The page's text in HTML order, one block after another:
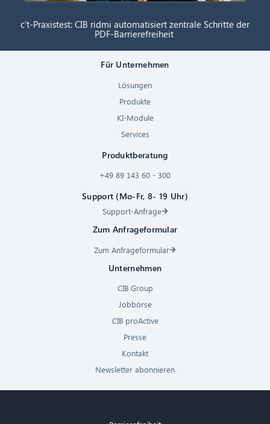
c’t-Praxistest: CIB ridmi automatisiert zentrale Schritte der
PDF-Barrierefreiheit
Für Unternehmen
Lösungen
Produkte
KI-Module
Services
Produktberatung
+49 89 143 60 - 300
Support (Mo-Fr, 8- 19 Uhr)
Support-Anfrage
Zum Anfrageformular
Zum Anfrageformular
Unternehmen
CIB Group
Jobbörse
CIB proActive
Presse
Kontakt
Newsletter abonnieren